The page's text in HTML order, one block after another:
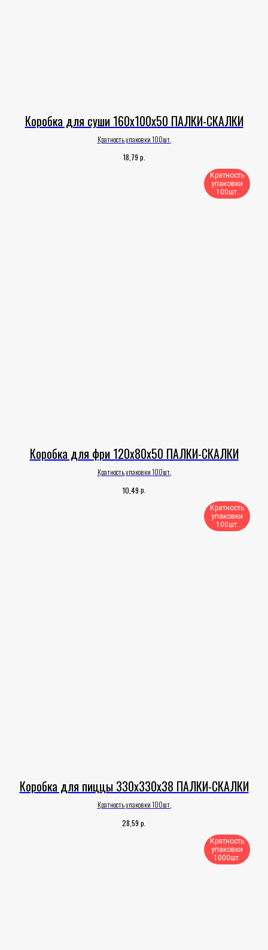
Коробка для суши 160х100х50 ПАЛКИ-СКАЛКИ
Кратность упаковки 100шт.
18,79 р.
Кратность
упаковки
100шт.​
Коробка для фри 120х80х50 ПАЛКИ-СКАЛКИ
Кратность упаковки 100шт.
10,49 р.
Кратность
упаковки
100шт.​
Коробка для пиццы 330х330х38 ПАЛКИ-СКАЛКИ
Кратность упаковки 100шт.
28,59 р.
Кратность
упаковки
1000шт.​